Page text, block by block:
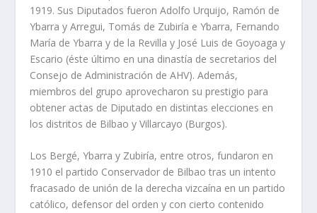
1919. Sus Diputados fueron Adolfo Urquijo, Ramón de
Ybarra y Arregui, Tomás de Zubirí­a e Ybarra, Fernando
Marí­a de Ybarra y de la Revilla y José Luis de Goyoaga y
Escario (éste último en una dinastí­a de secretarios del
Consejo de Administración de AHV). Además,
miembros del grupo aprovecharon su prestigio para
obtener actas de Diputado en distintas elecciones en
los distritos de Bilbao y Villarcayo (Burgos).
Los Bergé, Ybarra y Zubirí­a, entre otros, fundaron en
1910 el partido Conservador de Bilbao tras un intento
fracasado de unión de la derecha vizcaí­na en un partido
católico, defensor del orden y con cierto contenido